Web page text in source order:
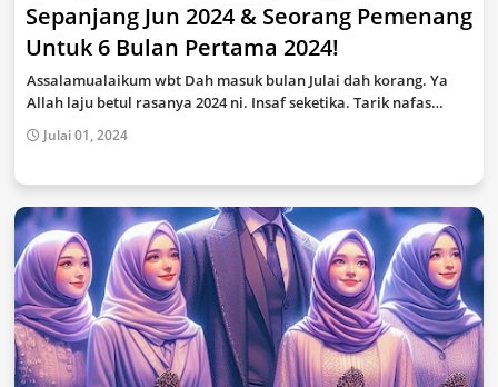
Sepanjang Jun 2024 & Seorang Pemenang
Untuk 6 Bulan Pertama 2024!
Assalamualaikum wbt Dah masuk bulan Julai dah korang. Ya
Allah laju betul rasanya 2024 ni. Insaf seketika. Tarik nafas…
Julai 01, 2024